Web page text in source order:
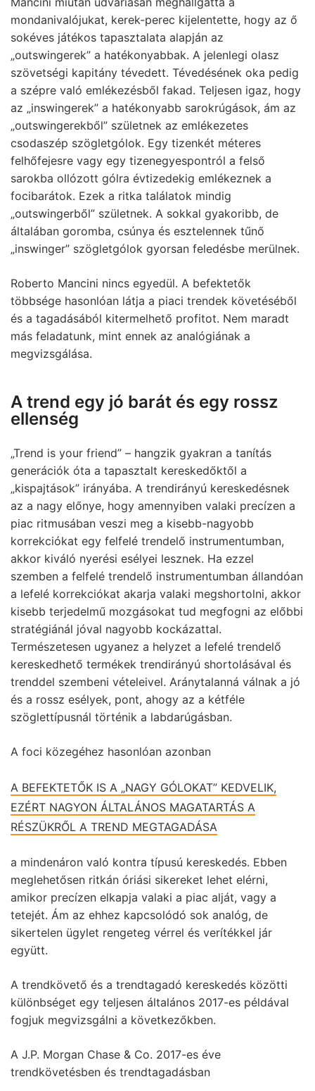
mondanivalójukat, kerek-perec kijelentette, hogy az ő
sokéves játékos tapasztalata alapján az
„outswingerek” a hatékonyabbak. A jelenlegi olasz
szövetségi kapitány tévedett. Tévedésének oka pedig
a szépre való emlékezésből fakad. Teljesen igaz, hogy
az „inswingerek” a hatékonyabb sarokrúgások, ám az
„outswingerekből” születnek az emlékezetes
csodaszép szögletgólok. Egy tizenkét méteres
felhőfejesre vagy egy tizenegyespontról a felső
sarokba ollózott gólra évtizedekig emlékeznek a
focibarátok. Ezek a ritka találatok mindig
„outswingerből” születnek. A sokkal gyakoribb, de
általában goromba, csúnya és esztelennek tűnő
„inswinger” szögletgólok gyorsan feledésbe merülnek.
Roberto Mancini nincs egyedül. A befektetők
többsége hasonlóan látja a piaci trendek követéséből
és a tagadásából kitermelhető profitot. Nem maradt
más feladatunk, mint ennek az analógiának a
megvizsgálása.
A trend egy jó barát és egy rossz
ellenség
„Trend is your friend” – hangzik gyakran a tanítás
generációk óta a tapasztalt kereskedőktől a
„kispajtások” irányába. A trendirányú kereskedésnek
az a nagy előnye, hogy amennyiben valaki precízen a
piac ritmusában veszi meg a kisebb-nagyobb
korrekciókat egy felfelé trendelő instrumentumban,
akkor kiváló nyerési esélyei lesznek. Ha ezzel
szemben a felfelé trendelő instrumentumban állandóan
a lefelé korrekciókat akarja valaki megshortolni, akkor
kisebb terjedelmű mozgásokat tud megfogni az előbbi
stratégiánál jóval nagyobb kockázattal.
Természetesen ugyanez a helyzet a lefelé trendelő
kereskedhető termékek trendirányú shortolásával és
trenddel szembeni vételeivel. Aránytalanná válnak a jó
és a rossz esélyek, pont, ahogy az a kétféle
szöglettípusnál történik a labdarúgásban.
A foci közegéhez hasonlóan azonban
A BEFEKTETŐK IS A „NAGY GÓLOKAT” KEDVELIK,
EZÉRT NAGYON ÁLTALÁNOS MAGATARTÁS A
RÉSZÜKRŐL A TREND MEGTAGADÁSA
a mindenáron való kontra típusú kereskedés. Ebben
meglehetősen ritkán óriási sikereket lehet elérni,
amikor precízen elkapja valaki a piac alját, vagy a
tetejét. Ám az ehhez kapcsolódó sok analóg, de
sikertelen ügylet rengeteg vérrel és verítékkel jár
együtt.
A trendkövető és a trendtagadó kereskedés közötti
különbséget egy teljesen általános 2017-es példával
fogjuk megvizsgálni a következőkben.
A J.P. Morgan Chase & Co. 2017-es éve
trendkövetésben és trendtagadásban